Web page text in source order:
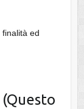
ed